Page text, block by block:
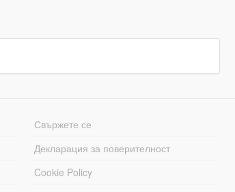
Свържете се
Декларация за поверителност
Cookie Policy